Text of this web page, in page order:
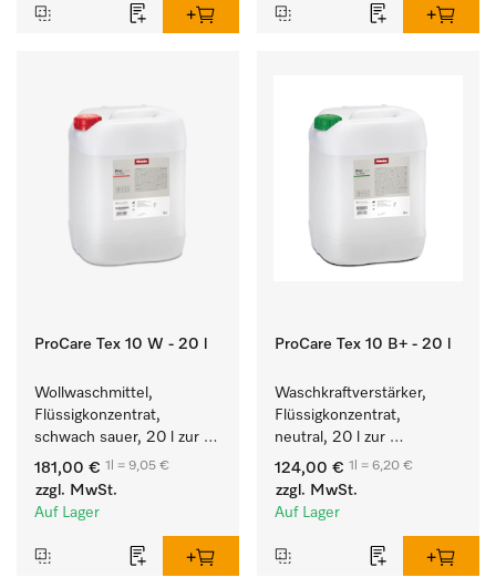
ProCare Tex 10 W - 20 l
Wollwaschmittel,
Flüssigkonzentrat,
schwach sauer, 20 l zur
maschinellen Reinigung
von Wolle.
181,00 € 1l = 9,05 €
zzgl. MwSt.
Auf Lager
ProCare Tex 10 B+ - 20 l
Waschkraftverstärker,
Flüssigkonzentrat,
neutral, 20 l zur
wirksamen Entfernung
von Fettverschmutzungen.
124,00 € 1l = 6,20 €
zzgl. MwSt.
Auf Lager